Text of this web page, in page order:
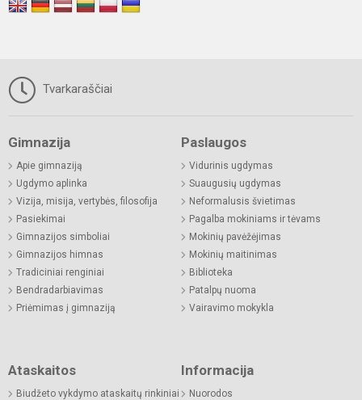
Tvarkaraščiai
Gimnazija
Apie gimnaziją
Ugdymo aplinka
Vizija, misija, vertybės, filosofija
Pasiekimai
Gimnazijos simboliai
Gimnazijos himnas
Tradiciniai renginiai
Bendradarbiavimas
Priėmimas į gimnaziją
Paslaugos
Vidurinis ugdymas
Suaugusių ugdymas
Neformalusis švietimas
Pagalba mokiniams ir tėvams
Mokinių pavėžėjimas
Mokinių maitinimas
Biblioteka
Patalpų nuoma
Vairavimo mokykla
Ataskaitos
Biudžeto vykdymo ataskaitų rinkiniai
Informacija
Nuorodos